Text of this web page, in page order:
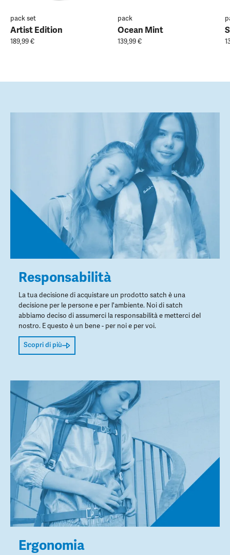
pack set
Artist Edition
189,99 €
pack
Ocean Mint
139,99 €
Responsabilità
La tua decisione di acquistare un prodotto satch è una
decisione per le persone e per l'ambiente. Noi di satch
abbiamo deciso di assumerci la responsabilità e metterci del
nostro. E questo è un bene - per noi e per voi.
Scopri di più
Ergonomia